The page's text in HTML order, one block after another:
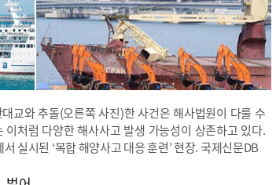
교와 추돌(오른쪽 사진)한 사건은 해사법원이 다룰 수
처럼 다양한 해사사고 발생 가능성이 상존하고 있다.
실시된 ‘복합 해양사고 대응 훈련’ 현장. 국제신문DB